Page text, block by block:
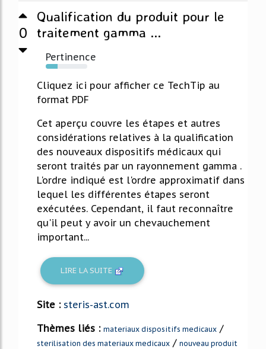
0
Qualification du produit pour le
traitement gamma ...
Pertinence
29%
Cliquez ici pour afficher ce TechTip au
format PDF
Cet aperçu couvre les étapes et autres
considérations relatives à la qualification
des nouveaux dispositifs médicaux qui
seront traités par un rayonnement gamma .
L'ordre indiqué est l'ordre approximatif dans
lequel les différentes étapes seront
exécutées. Cependant, il faut reconnaître
qu'il peut y avoir un chevauchement
important...
LIRE LA SUITE
Site : steris-ast.com
Thèmes liés : materiaux dispositifs medicaux /
sterilisation des materiaux medicaux / nouveau produit